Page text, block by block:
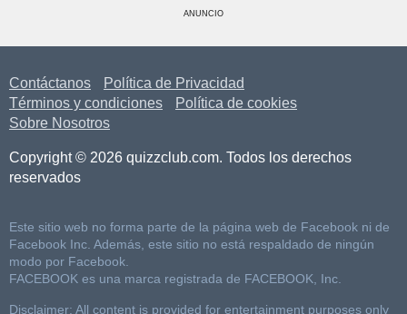
ANUNCIO
Contáctanos
Política de Privacidad
Términos y condiciones
Política de cookies
Sobre Nosotros
Copyright © 2026 quizzclub.com. Todos los derechos
reservados
Este sitio web no forma parte de la página web de Facebook ni de
Facebook Inc. Además, este sitio no está respaldado de ningún
modo por Facebook.
FACEBOOK es una marca registrada de FACEBOOK, Inc.
Disclaimer: All content is provided for entertainment purposes only